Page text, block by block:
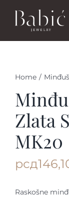
Prstenje
Nakit
Home /
Zlata
MK20
рсд
Raskošne